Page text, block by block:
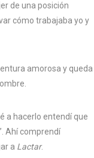
de una posición
cómo trabajaba yo y
amorosa y queda
a hacerlo entendí que
Ahí comprendí
a Lactar.